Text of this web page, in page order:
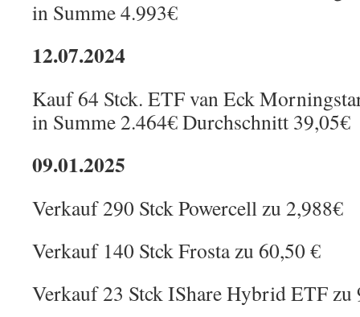
in Summe 4.993€
12.07.2024
Kauf 64 Stck. ETF van Eck
in Summe 2.464€ Durchschnitt 39,05€
09.01.2025
Verkauf 290 Stck Powercell zu 2,988€
Verkauf 140 Stck Frosta zu 60,50 €
Verkauf 23 Stck IShare Hybrid ETF zu